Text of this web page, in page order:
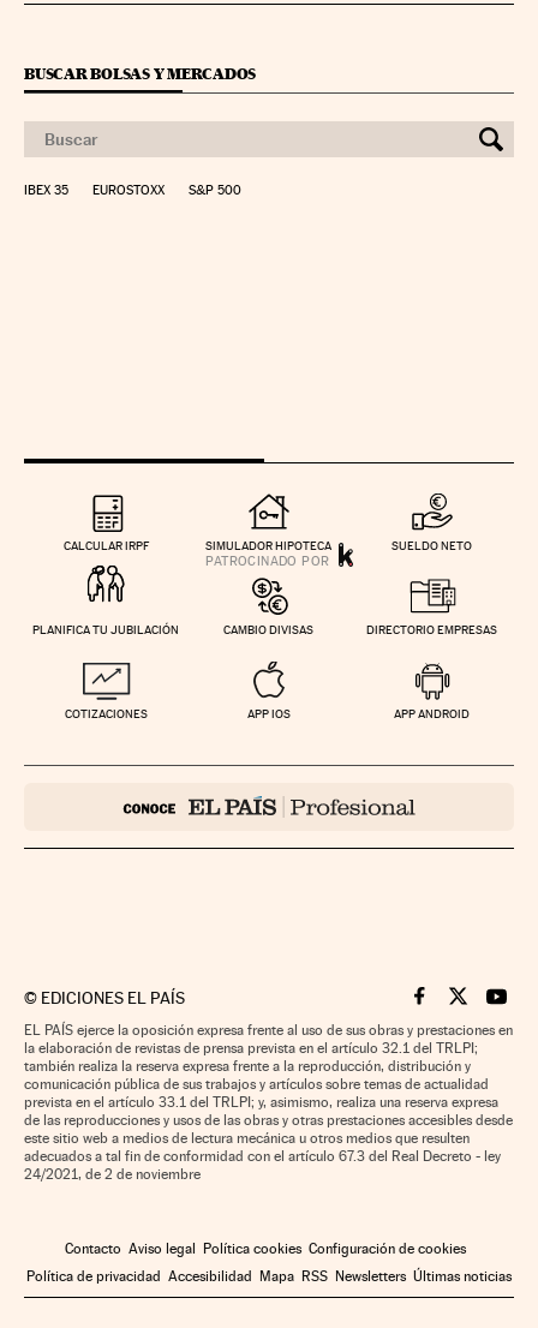
BUSCAR BOLSAS Y MERCADOS
IBEX 35 EUROSTOXX S&P 500
CALCULAR IRPF SIMULADOR HIPOTECA SUELDO NETO
PLANIFICA TU JUBILACIÓN CAMBIO DIVISAS DIRECTORIO EMPRESAS
COTIZACIONES APP IOS APP ANDROID
© EDICIONES EL PAÍS Cinco Días en
Cinco Días
Cinco
EL PAÍS ejerce la oposición expresa frente al uso de sus obras y prestaciones en
la elaboración de revistas de prensa prevista en el artículo 32.1 del TRLPI;
también realiza la reserva expresa frente a la reproducción, distribución y
comunicación pública de sus trabajos y artículos sobre temas de actualidad
prevista en el artículo 33.1 del TRLPI; y, asimismo, realiza una reserva expresa
de las reproducciones y usos de las obras y otras prestaciones accesibles desde
este sitio web a medios de lectura mecánica u otros medios que resulten
adecuados a tal fin de conformidad con el artículo 67.3 del Real Decreto - ley
24/2021, de 2 de noviembre
Contacto Aviso legal Política cookies Configuración de cookies
Política de privacidad Accesibilidad Mapa RSS Newsletters Últimas noticias